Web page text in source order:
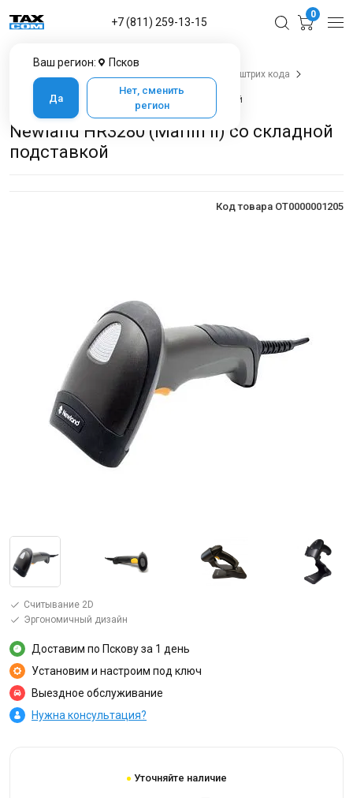
Ваш регион: Псков
Да
Нет, сменить
регион
+7 (811) 259-13-15
0
Сканеры штрих кода
Newland HR3280 (Marlin II)
Newland HR3280 (Marlin II) со складной подставкой
Newland HR3280 (Marlin II) со складной
подставкой
Код товара OT0000001205
Считывание 2D
Эргономичный дизайн
Доставим по Пскову за 1 день
Установим и настроим под ключ
Выездное обслуживание
Нужна консультация?
Уточняйте наличие